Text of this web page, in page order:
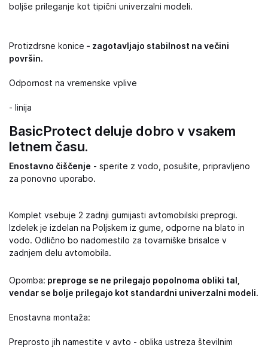
boljše prileganje kot tipični univerzalni modeli.
Protizdrsne konice - zagotavljajo stabilnost na večini
površin.
Odpornost na vremenske vplive
- linija
BasicProtect deluje dobro v vsakem
letnem času.
Enostavno čiščenje - sperite z vodo, posušite, pripravljeno
za ponovno uporabo.
Komplet vsebuje 2 zadnji gumijasti avtomobilski preprogi.
Izdelek je izdelan na Poljskem iz gume, odporne na blato in
vodo. Odlično bo nadomestilo za tovarniške brisalce v
zadnjem delu avtomobila.
Opomba: preproge se ne prilegajo popolnoma obliki tal,
vendar se bolje prilegajo kot standardni univerzalni modeli.
Enostavna montaža:
Preprosto jih namestite v avto - oblika ustreza številnim